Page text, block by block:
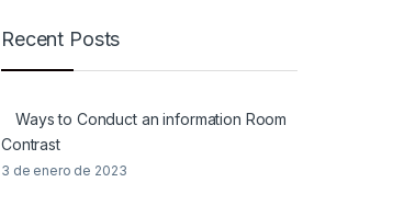
Recent Posts
Ways to Conduct an information Room
Contrast
3 de enero de 2023